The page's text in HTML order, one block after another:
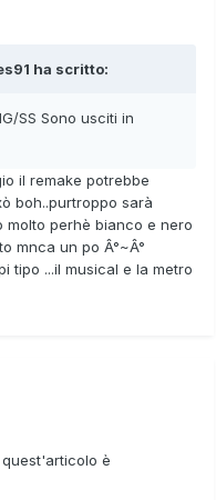
ha scritto:
SS Sono usciti in
il remake potrebbe
boh..purtroppo sarà
molto perhè bianco e nero
mnca un po Â°~Â°
tipo ...il musical e la metro
è